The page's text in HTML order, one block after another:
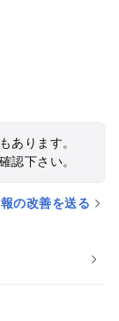
あります。
認下さい。
の改善を送る